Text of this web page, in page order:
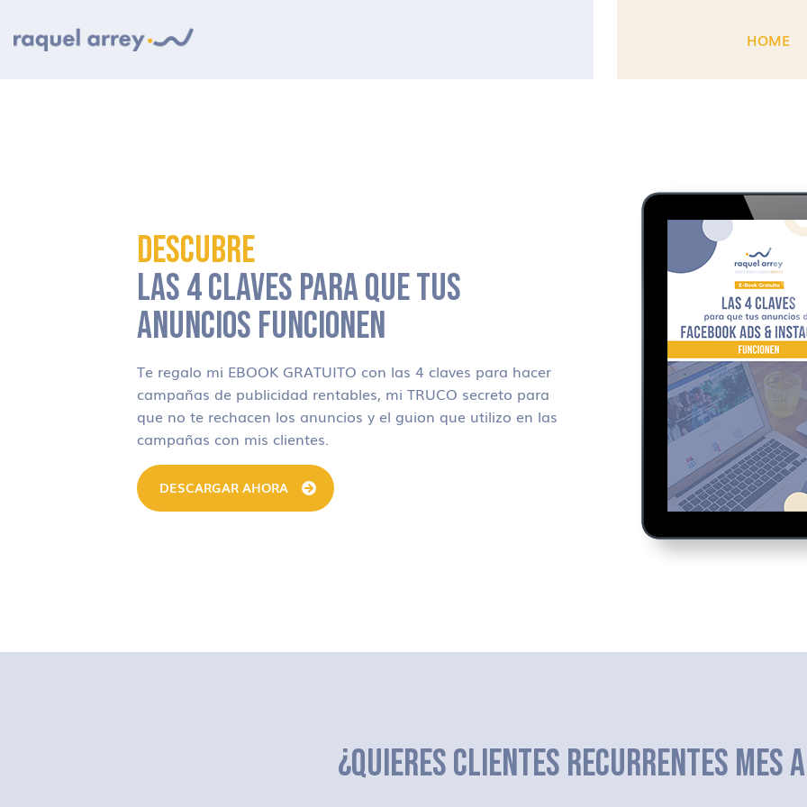
HOME
DESCUBRE
LAS 4 CLAVES PARA QUE TUS
ANUNCIOS FUNCIONEN
Te regalo mi EBOOK GRATUITO con las 4 claves para hacer
campañas de publicidad rentables, mi TRUCO secreto para
que no te rechacen los anuncios y el guion que utilizo en las
campañas con mis clientes.
DESCARGAR AHORA
¿QUIERES CLIENTES RECURRENTES MES